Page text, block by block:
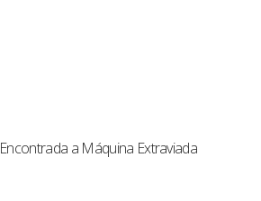
Encontrada a Máquina Extraviada